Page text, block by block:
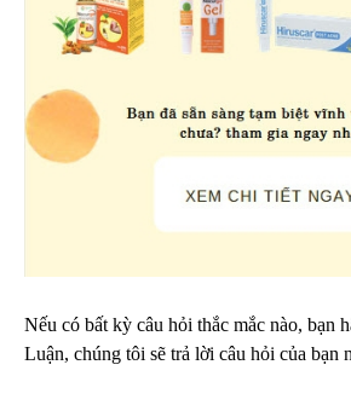
Nếu có bất kỳ câu hỏi thắc mắc nào, bạn
Luận, chúng tôi sẽ trả lời câu hỏi của bạn